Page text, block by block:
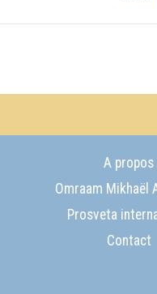
A propos
Omraam Mikhaël
Prosveta
Contact